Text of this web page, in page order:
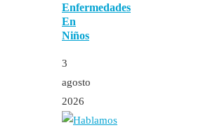
Enfermedades
En
Niños
3
agosto
2026